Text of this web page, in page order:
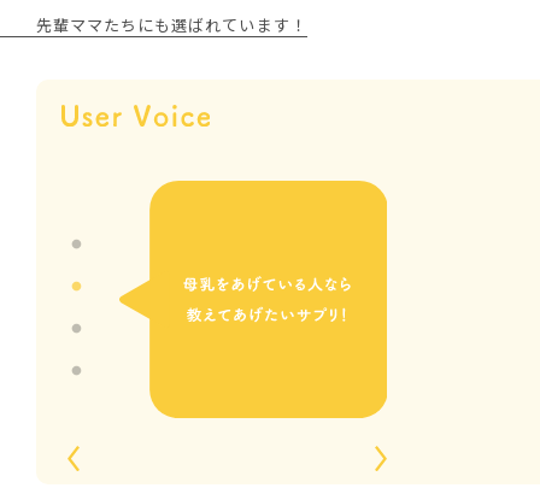
先輩ママたちにも選ばれています！